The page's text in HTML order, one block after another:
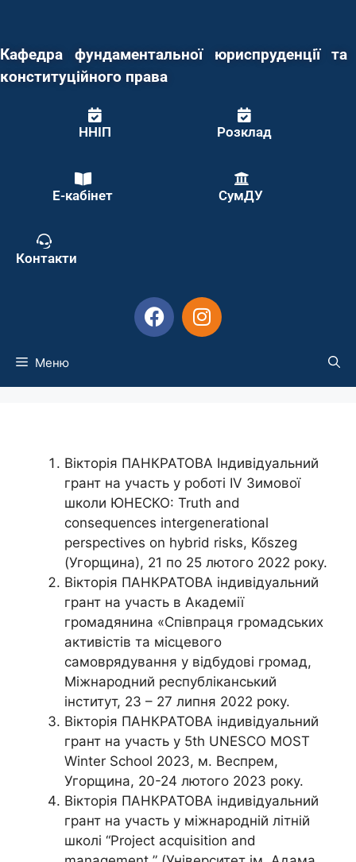
Кафедра фундаментальної юриспруденції та
конституційного права
ННІП Розклад
Е-кабінет СумДУ
Контакти
Меню
Вікторія ПАНКРАТОВА Індивідуальний
грант на участь у роботі IV Зимової
школи ЮНЕСКО: Truth and
consequences intergenerational
perspectives on hybrid risks, Kőszeg
(Угорщина), 21 по 25 лютого 2022 року.
Вікторія ПАНКРАТОВА індивідуальний
грант на участь в Академії
громадянина «Співпраця громадських
активістів та місцевого
самоврядування у відбудові громад,
Міжнародний республіканський
інститут, 23 – 27 липня 2022 року.
Вікторія ПАНКРАТОВА індивідуальний
грант на участь у 5th UNESCO MOST
Winter School 2023, м. Веспрем,
Угорщина, 20-24 лютого 2023 року.
Вікторія ПАНКРАТОВА індивідуальний
грант на участь у міжнародній літній
школі “Project acquisition and